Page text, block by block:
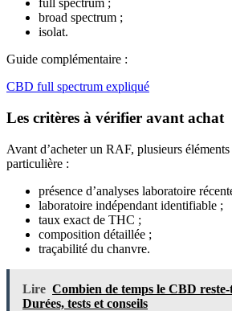
full spectrum ;
broad spectrum ;
isolat.
Guide complémentaire :
CBD full spectrum expliqué
Les critères à vérifier avant achat
Avant d’acheter un RAF, plusieurs
particulière :
présence d’analyses laboratoire
laboratoire indépendant identifiable ;
taux exact de THC ;
composition détaillée ;
traçabilité du chanvre.
Lire Combien de temps le CBD
Durées, tests et conseils